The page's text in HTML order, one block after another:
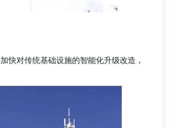
对传统基础设施的智能化升级改造，